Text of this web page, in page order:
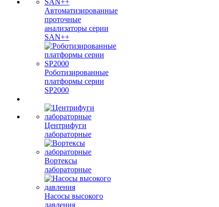
Автоматизированные
проточные
анализаторы серии
SAN++
Роботизированные
платформы серии
SP2000
Центрифуги
лабораторные
Вортексы
лабораторные
Насосы высокого
давления